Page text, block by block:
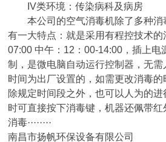
IV类环境：传染病科及病房
本公司的空气消毒机除了多种
有一大特点：就是采用有程控技术
07:00 中午： 12 ：00-14:00 ，插上
制，是微电脑自动运行控制器，无
时间为出厂设置的，如需更改消毒的
除规定时间段之外，也可以人为的
时可直接按下消毒键，机器还佩带红
消毒········
南昌市扬帆环保设备有限公司